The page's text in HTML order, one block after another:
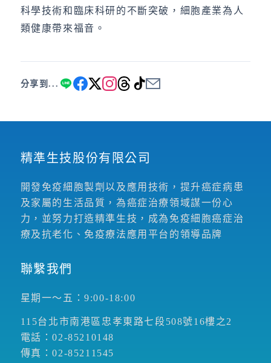
科學技術和臨床科研的不斷突破，細胞產業為人
類健康帶來福音。
分享到...
精準生技股份有限公司
開發免疫細胞製劑以及應用技術，提升癌症病患
及家屬的生活品質，為癌症治療領域謀一份心
力，並努力打造精準生技，成為免疫細胞癌症治
療及抗老化、免疫療法應用平台的領導品牌
聯繫我們
星期一～五：9:00-18:00
115台北市南港區忠孝東路七段508號16樓之2
電話：02-85210148
傳真：02-85211545